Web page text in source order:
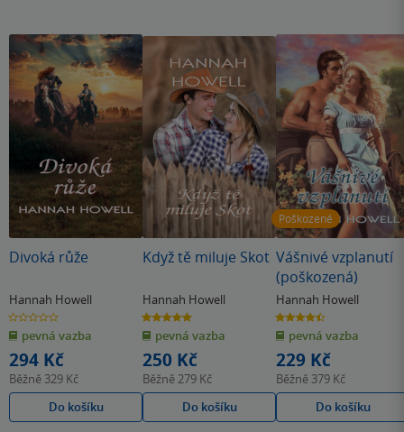
Divoká růže
Hannah Howell
0.0
z
5
hvězdiček
pevná vazba
294 Kč
Běžně 329 Kč
Do košíku
Když tě miluje Skot
Hannah Howell
5.0
z
5
hvězdiček
pevná vazba
250 Kč
Běžně279 Kč
Do košíku
Poškozené
Vášnivé vzplanutí
(poškozená)
Hannah Howell
4.5
z
5
hvězdiček
pevná vazba
229 Kč
Běžně 379 Kč
Do košíku